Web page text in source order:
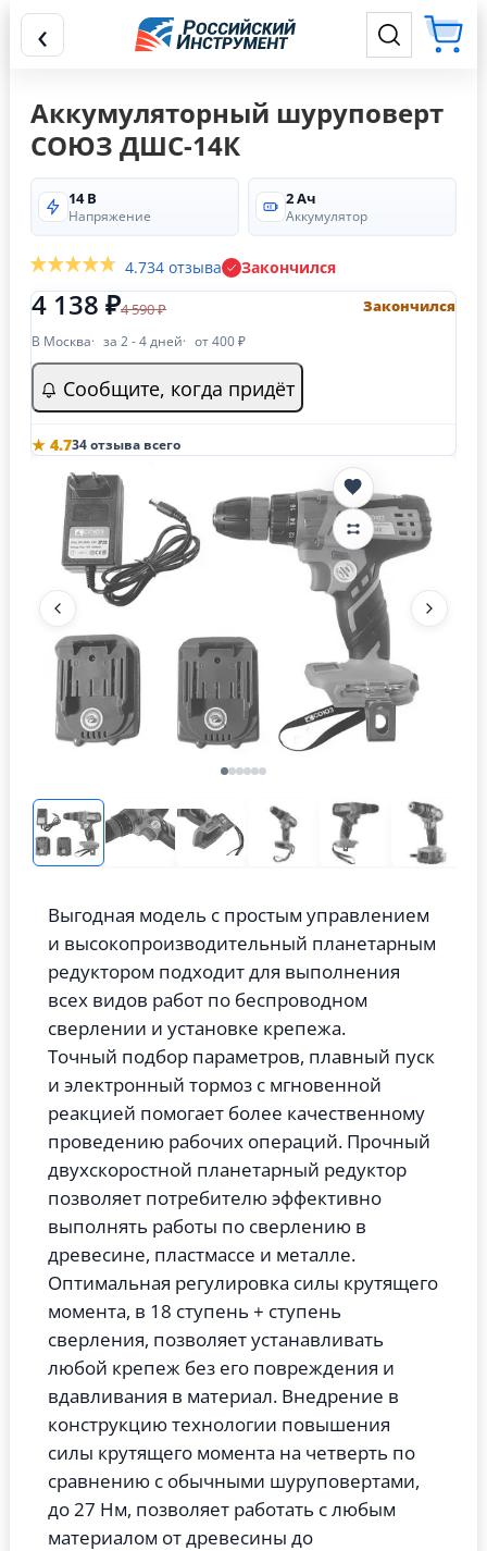
‹
Аккумуляторный шуруповерт
СОЮЗ ДШС-14К
14 В
Напряжение
2 Ач
Аккумулятор
4.734 отзыва Закончился
4 138 ₽4 590 ₽ Закончился
В Москва за 2 - 4 дней от 400 ₽
Сообщите, когда придёт
★ 4.734 отзыва всего
Выгодная модель с простым управлением
и высокопроизводительный планетарным
редуктором подходит для выполнения
всех видов работ по беспроводном
сверлении и установке крепежа.
Точный подбор параметров, плавный пуск
и электронный тормоз с мгновенной
реакцией помогает более качественному
проведению рабочих операций. Прочный
двухскоростной планетарный редуктор
позволяет потребителю эффективно
выполнять работы по сверлению в
древесине, пластмассе и металле.
Оптимальная регулировка силы крутящего
момента, в 18 ступень + ступень
сверления, позволяет устанавливать
любой крепеж без его повреждения и
вдавливания в материал. Внедрение в
конструкцию технологии повышения
силы крутящего момента на четверть по
сравнению с обычными шуруповертами,
до 27 Нм, позволяет работать с любым
материалом от древесины до